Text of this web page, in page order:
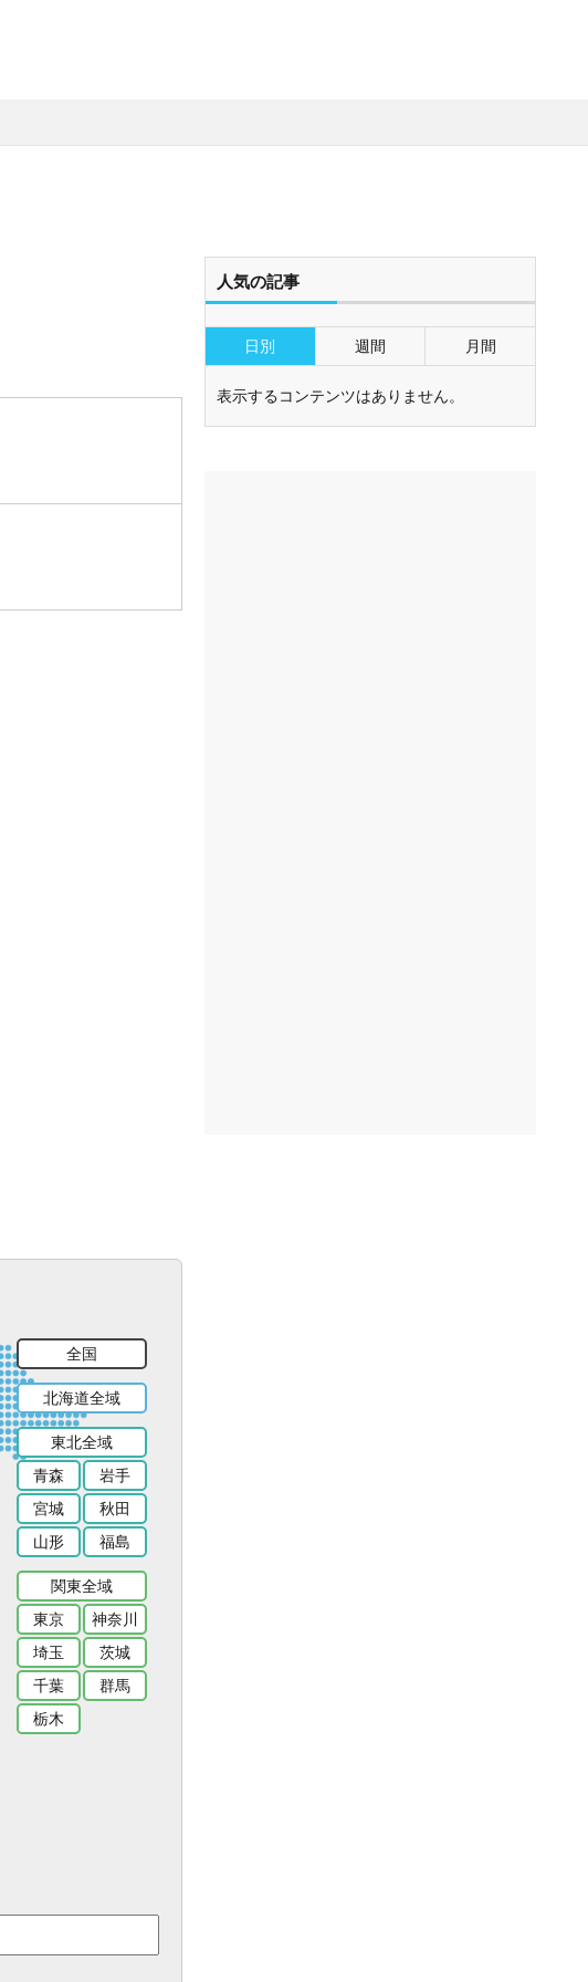
全国
北海道全域
東北全域
青森
岩手
宮城
秋田
山形
福島
関東全域
東京
神奈川
埼玉
茨城
千葉
群馬
栃木
人気の記事
日別 週間 月間
表示するコンテンツはありません。